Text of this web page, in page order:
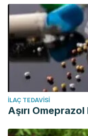
İLAÇ TEDAVISI
Aşırı